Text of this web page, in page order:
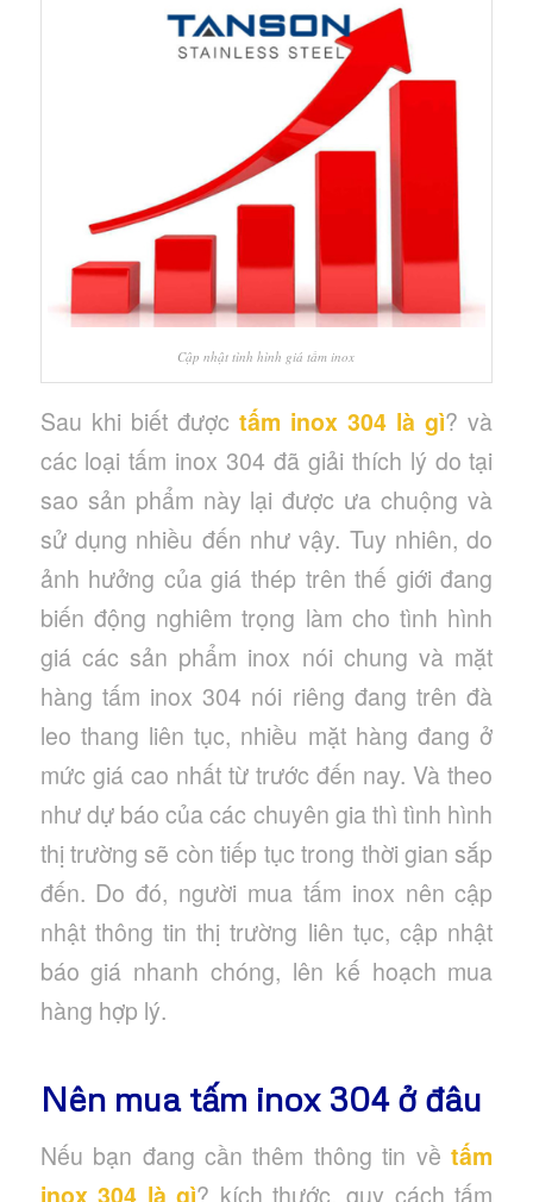
Cập nhật tình hình giá tấm inox
Sau khi biết được tấm inox 304 là gì? và
các loại tấm inox 304 đã giải thích lý do tại
sao sản phẩm này lại được ưa chuộng và
sử dụng nhiều đến như vậy. Tuy nhiên, do
ảnh hưởng của giá thép trên thế giới đang
biến động nghiêm trọng làm cho tình hình
giá các sản phẩm inox nói chung và mặt
hàng tấm inox 304 nói riêng đang trên đà
leo thang liên tục, nhiều mặt hàng đang ở
mức giá cao nhất từ trước đến nay. Và theo
như dự báo của các chuyên gia thì tình hình
thị trường sẽ còn tiếp tục trong thời gian sắp
đến. Do đó, người mua tấm inox nên cập
nhật thông tin thị trường liên tục, cập nhật
báo giá nhanh chóng, lên kế hoạch mua
hàng hợp lý.
Nên mua tấm inox 304 ở đâu
Nếu bạn đang cần thêm thông tin vềtấm
inox 304 là gì? kích thước, quy cách tấm